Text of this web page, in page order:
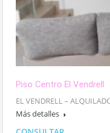
Piso Centro El Vendrell
EL VENDRELL –
Más detalles